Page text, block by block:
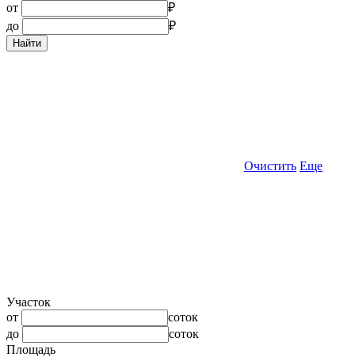
от
₽
до
₽
Найти
Очистить Еще
Участок
от
соток
до
соток
Площадь